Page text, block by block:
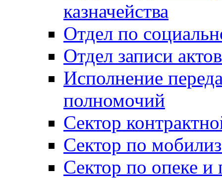
казначейства
Отдел по
Отдел записи
Исполнение
полномочий
Сектор
Сектор по
Сектор по опеке и